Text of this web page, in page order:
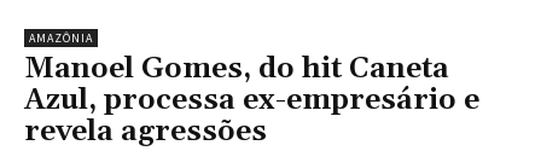
AMAZÔNIA
Manoel Gomes, do hit Caneta
Azul, processa ex-empresário e
revela agressões